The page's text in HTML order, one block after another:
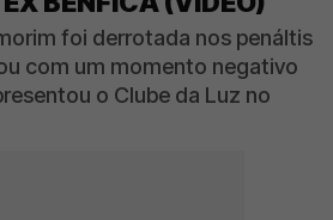
foi derrotada nos penáltis
com um momento negativo
o Clube da Luz no